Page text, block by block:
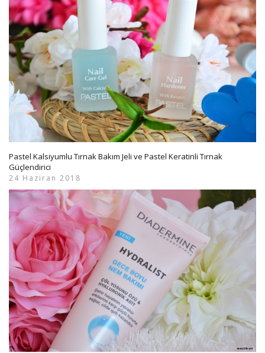
Pastel Kalsiyumlu Tırnak Bakım Jeli ve Pastel Keratinli Tırnak
Güçlendirici
24 Haziran 2018